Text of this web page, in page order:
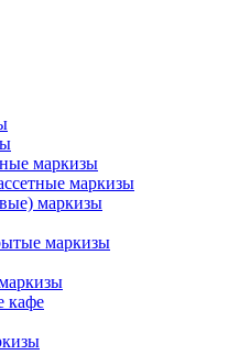
маркизы
маркизы
маркизы
маркизы
кафе